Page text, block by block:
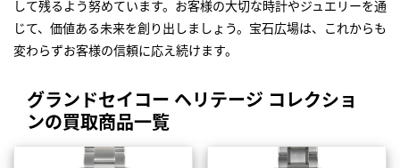
して残るよう努めています。お客様の大切な時計やジュエリーを通
じて、価値ある未来を創り出しましょう。宝石広場は、これからも
変わらずお客様の信頼に応え続けます。
グランドセイコー ヘリテージ コレクショ
ンの買取商品一覧